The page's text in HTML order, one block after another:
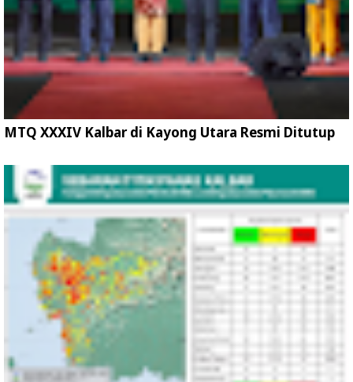
MTQ XXXIV Kalbar di Kayong Utara Resmi Ditutup